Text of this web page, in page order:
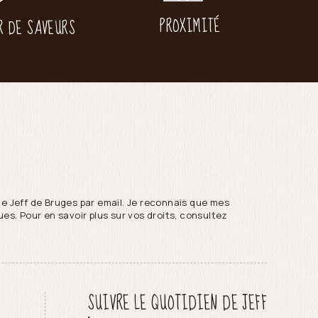
DE SAVEURS PROXIMITÉ
de Bruges par email. Je reconnais que mes
Pour en savoir plus sur vos droits, consultez
SUIVRE LE QUOTIDIEN DE JEFF